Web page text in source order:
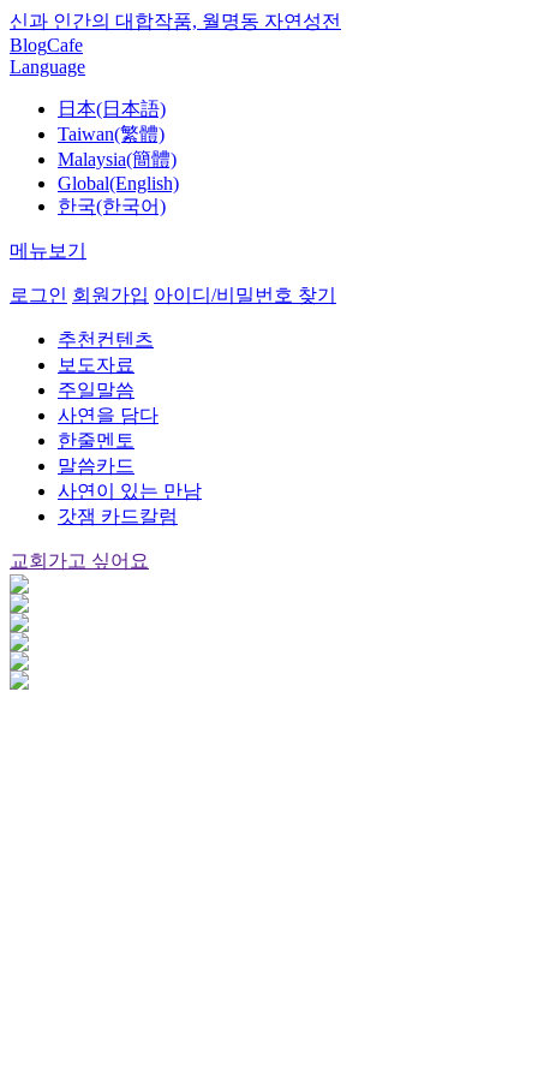
신과 인간의 대합작품, 월명동 자연성전
BlogCafe
Language
日本(日本語)
Taiwan(繁體)
Malaysia(簡體)
Global(English)
한국(한국어)
메뉴보기
로그인 회원가입 아이디/비밀번호 찾기
추천컨텐츠
보도자료
주일말씀
사연을 담다
한줄멘토
말씀카드
사연이 있는 만남
갓잼 카드칼럼
교회가고 싶어요